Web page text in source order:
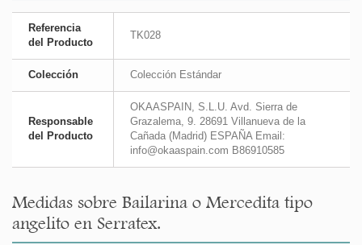
Referencia
del Producto
TK028
Colección Colección Estándar
Responsable
del Producto
OKAASPAIN, S.L.U. Avd. Sierra de
Grazalema, 9. 28691 Villanueva de la
Cañada (Madrid) ESPAÑA Email:
info@okaaspain.com B86910585
Medidas sobre Bailarina o Mercedita tipo
angelito en Serratex.